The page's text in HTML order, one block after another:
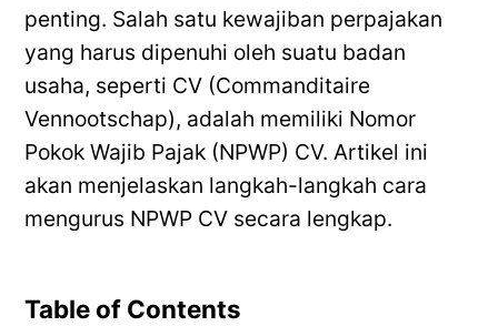
penting. Salah satu kewajiban perpajakan
yang harus dipenuhi oleh suatu badan
usaha, seperti CV (Commanditaire
Vennootschap), adalah memiliki Nomor
Pokok Wajib Pajak (NPWP) CV. Artikel ini
akan menjelaskan langkah-langkah cara
mengurus NPWP CV secara lengkap.
Table of Contents